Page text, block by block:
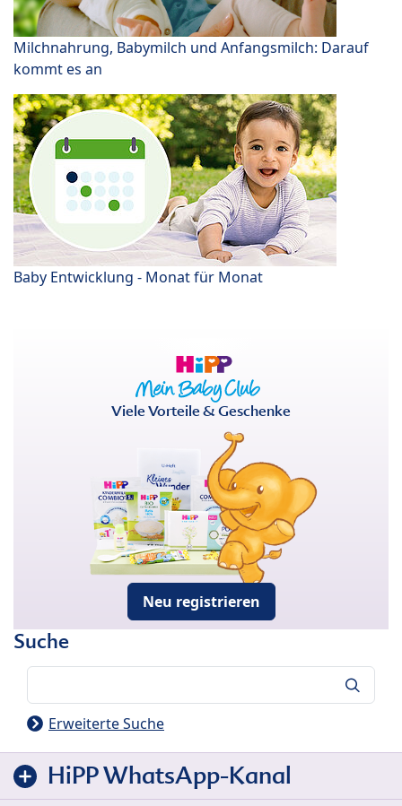
Milchnahrung, Babymilch und Anfangsmilch: Darauf
kommt es an
Baby Entwicklung - Monat für Monat
Viele Vorteile & Geschenke
Neu registrieren
Suche
Erweiterte Suche
HiPP WhatsApp-Kanal